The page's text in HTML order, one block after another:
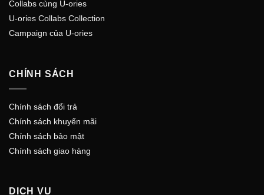
Collabs cùng U-ories
U-ories Collabs Collection
Campaign của U-ories
CHÍNH SÁCH
Chính sách đổi trả
Chính sách khuyến mãi
Chính sách bảo mật
Chính sách giao hàng
DỊCH VỤ